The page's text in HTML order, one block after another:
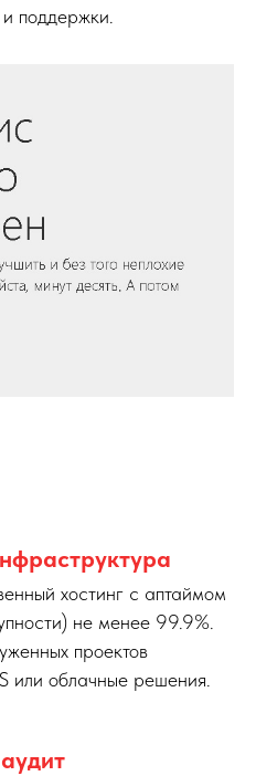
поддержки.
хостинг с аптаймом
не менее 99.9%.
проектов
или облачные решения.